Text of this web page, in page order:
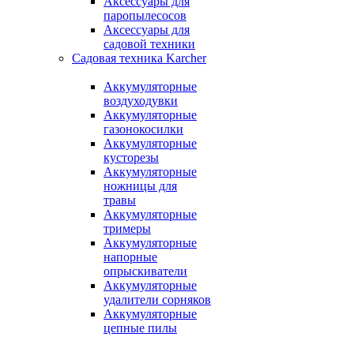
паропылесосов
Аксессуары для
садовой техники
Садовая техника Karcher
Аккумуляторные
воздуходувки
Аккумуляторные
газонокосилки
Аккумуляторные
кусторезы
Аккумуляторные
ножницы для
травы
Аккумуляторные
тримеры
Аккумуляторные
напорные
опрыскиватели
Аккумуляторные
удалители сорняков
Аккумуляторные
цепные пилы